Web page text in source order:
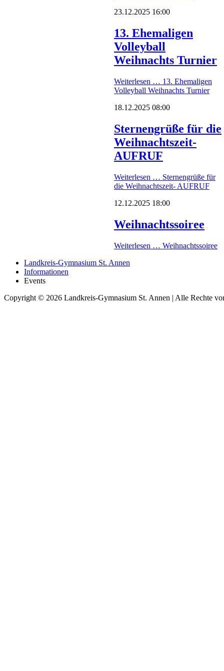
23.12.2025 16:00
13. Ehemaligen
Volleyball
Weihnachts Turnier
Weiterlesen … 13. Ehemaligen
Volleyball Weihnachts Turnier
18.12.2025 08:00
Sternengrüße für die
Weihnachtszeit-
AUFRUF
Weiterlesen … Sternengrüße für
die Weihnachtszeit- AUFRUF
12.12.2025 18:00
Weihnachtssoiree
Weiterlesen … Weihnachtssoiree
Landkreis-Gymnasium St. Annen
Informationen
Events
Copyright © 2026 Landkreis-Gymnasium St. Annen | Alle Rechte